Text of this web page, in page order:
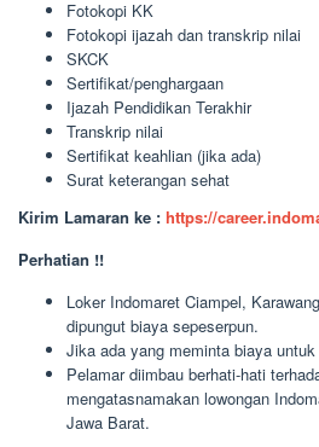
Fotokopi KK
Fotokopi ijazah dan transkrip nilai
SKCK
Sertifikat/penghargaan
Ijazah Pendidikan Terakhir
Transkrip nilai
Sertifikat keahlian (jika ada)
Surat keterangan sehat
Kirim Lamaran ke : https://
Perhatian !!
Loker Indomaret Ciampel,
dipungut biaya sepeserpun.
Jika ada yang meminta biaya
Pelamar diimbau berhati-hati
mengatasnamakan lowongan
Jawa Barat.